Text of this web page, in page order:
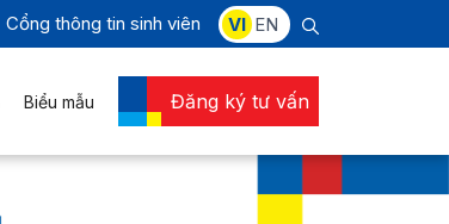
Cổng thông tin sinh viên VI EN
Biểu mẫu Đăng ký tư vấn